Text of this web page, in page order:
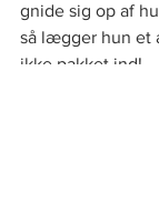
gnide sig op af
så lægger hun et
ikke pakket ind!